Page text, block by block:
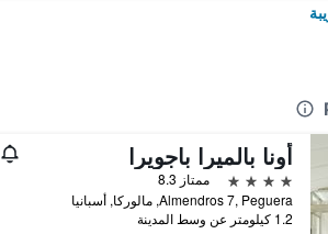
أونا بالميرا باجويرا
4 نجوم
ممتاز 8.3
Almendros 7, Peguera, مالوركا, أسبانيا
1.2 كيلومتر عن وسط المدينة